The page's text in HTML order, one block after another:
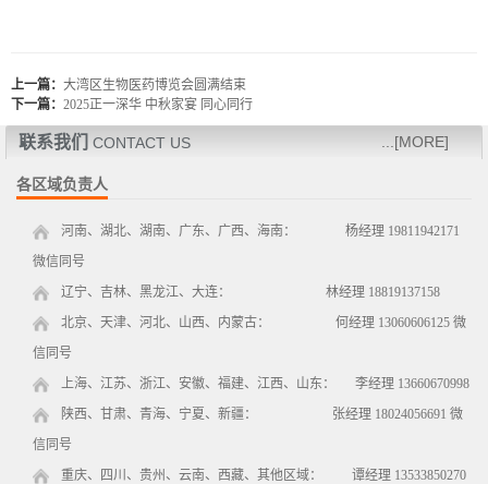
上一篇： 大湾区生物医药博览会圆满结束
下一篇： 2025正一深华 中秋家宴 同心同行
联系我们 CONTACT US ...[MORE]
各区域负责人
河南、湖北、湖南、广东、广西、海南： 杨经理 19811942171
微信同号
辽宁、吉林、黑龙江、大连： 林经理 18819137158
北京、天津、河北、山西、内蒙古： 何经理 13060606125 微
信同号
上海、江苏、浙江、安徽、福建、江西、山东： 李经理 13660670998
陕西、甘肃、青海、宁夏、新疆： 张经理 18024056691 微
信同号
重庆、四川、贵州、云南、西藏、其他区域： 谭经理 13533850270